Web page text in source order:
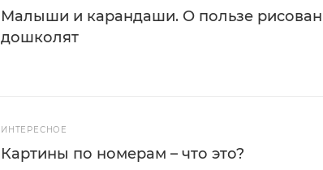
Малыши и карандаши. О пользе
дошколят
ИНТЕРЕСНОЕ
Картины по номерам – что это?